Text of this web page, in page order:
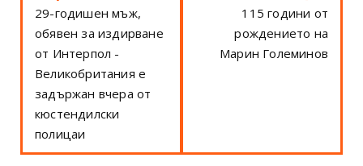
29-годишен мъж,
обявен за издирване
от Интерпол -
Великобритания е
задържан вчера от
кюстендилски
полицаи
115 години от
рождението на
Марин Големинов